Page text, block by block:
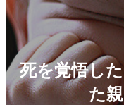
死を覚悟し
た